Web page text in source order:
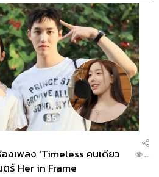
งเพลง ‘Timeless คนเดียว
ร์ Her in Frame
...